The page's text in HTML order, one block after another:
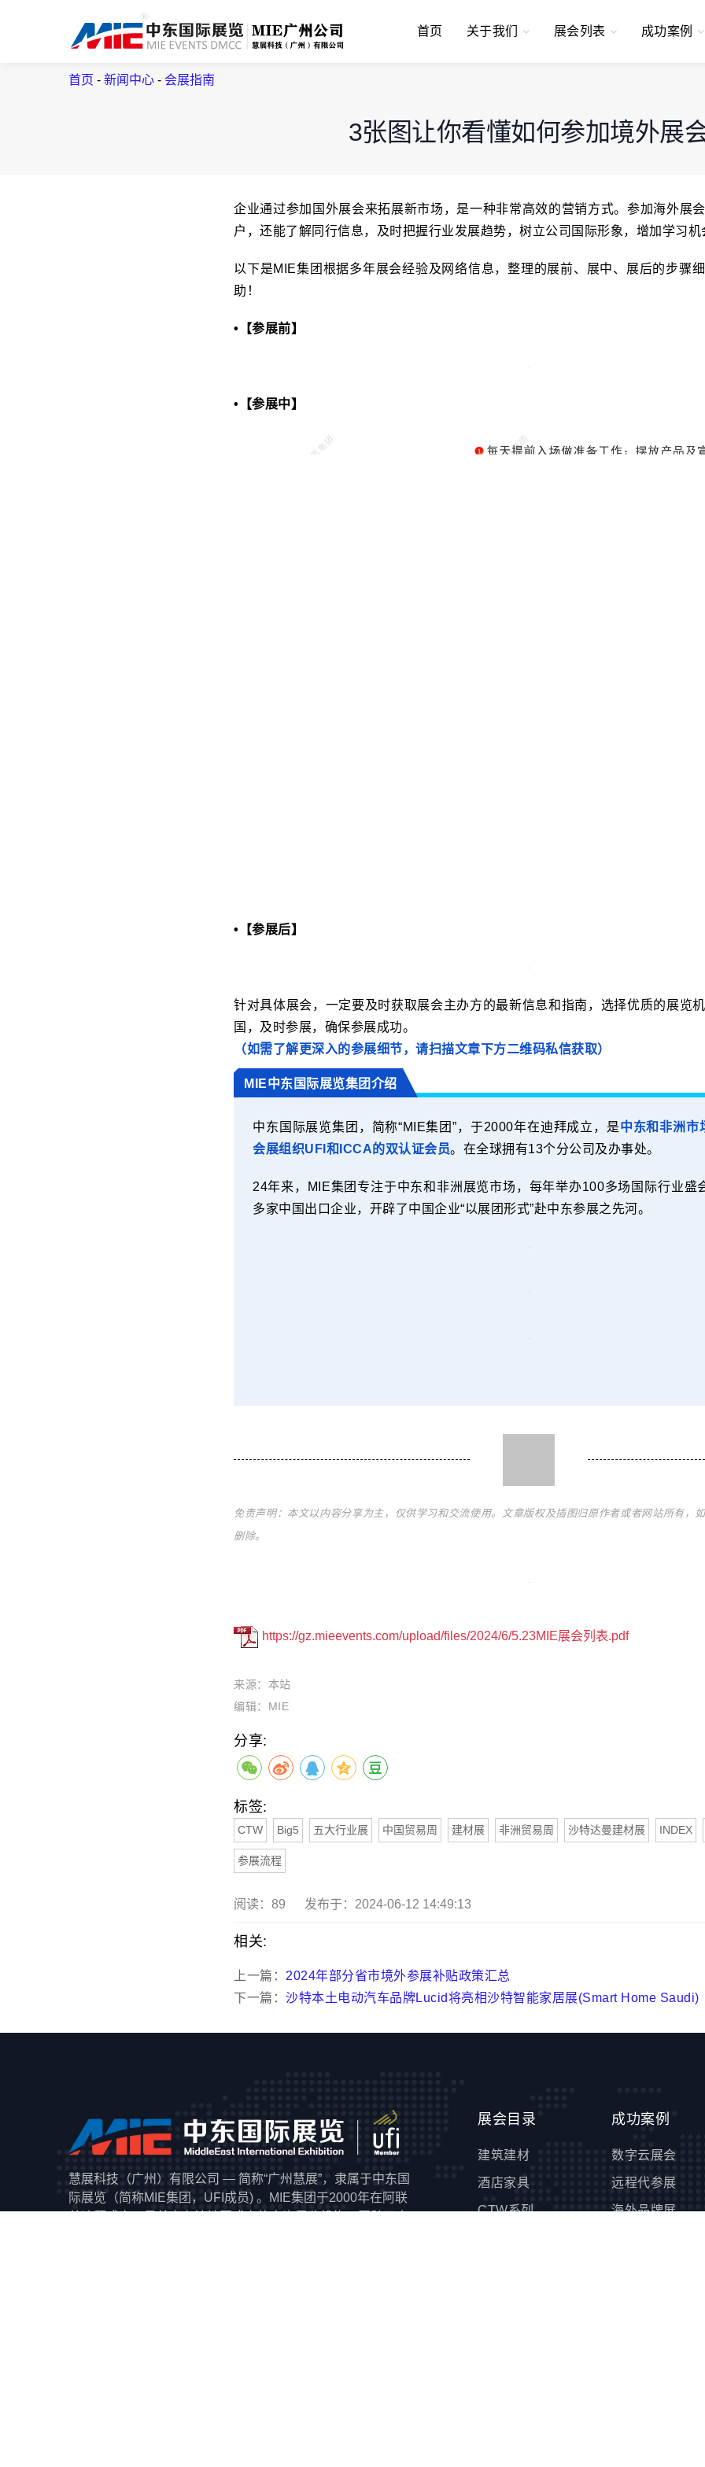
首页 关于我们 展会列表 成功案例
首页 - 新闻中心 - 会展指南
3张图让你看懂如何参加境外展
企业通过参加国外展会来拓展新市场，是一种非常高效的营销方式。参加海外展
户，还能了解同行信息，及时把握行业发展趋势，树立公司国际形象，增加学习机
以下是MIE集团根据多年展会经验及网络信息，整理的展前、展中、展后的步骤
助！
•【参展前】
•【参展中】
•【参展后】
针对具体展会，一定要及时获取展会主办方的最新信息和指南，选择优质的展览
国，及时参展，确保参展成功。
（如需了解更深入的参展细节，请扫描文章下方二维码私信获取）
MIE中东国际展览集团介绍
中东国际展览集团，简称“MIE集团”，于2000年在迪拜成立，是中东和非洲市
会展组织UFI和ICCA的双认证会员。在全球拥有13个分公司及办事处。
24年来，MIE集团专注于中东和非洲展览市场，每年举办100多场国际行业盛
多家中国出口企业，开辟了中国企业“以展团形式”赴中东参展之先河。
免责声明：本文以内容分享为主，仅供学习和交流使用。文章版权及插图归原作者或者网站所有，
删除。
https://gz.mieevents.com/upload/files/2024/6/5.23MIE展会列表.pdf
来源：本站
编辑：MIE
分享:
标签:
CTW Big5 五大行业展 中国贸易周 建材展 非洲贸易周 沙特达曼建材展 INDEX
参展流程
阅读： 89 发布于：2024-06-12 14:49:13
相关:
上一篇： 2024年部分省市境外参展补贴政策汇总
下一篇： 沙特本土电动汽车品牌Lucid将亮相沙特智能家居展(Smart Home Saudi)
慧展科技（广州）有限公司 — 简称“广州慧展”，隶属于中东国
际展览（简称MIE集团，UFI成员) 。MIE集团于2000年在阿联
展会目录
建筑建材
酒店家具
CTW系列
成功案例
数字云展会
远程代参展
海外品牌展